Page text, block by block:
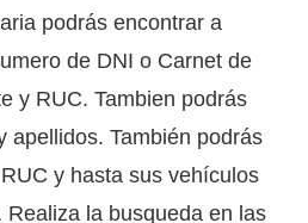
podrás encontrar a
de DNI o Carnet de
y RUC. Tambien podrás
apellidos. También podrás
y hasta sus vehículos
Realiza la busqueda en las